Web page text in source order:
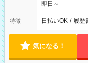
即日～
特徴 日払いOK / 履歴
気になる！